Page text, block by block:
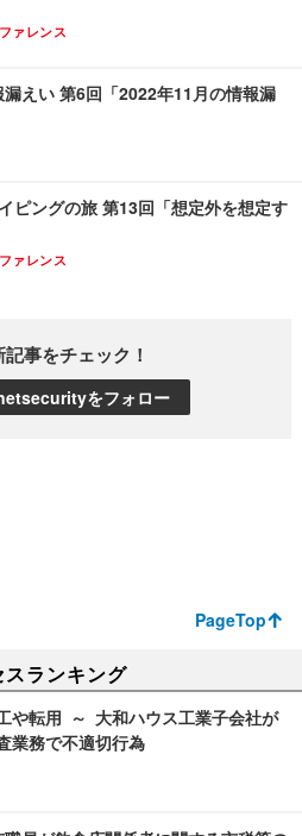
ァレンス
えい 第6回「2022年11月の情報漏
ピングの旅 第13回「想定外を想定す
ァレンス
事をチェック！
をフォロー
PageTop
スランキング
や転用 ～ 大和ハウス工業子会社が
業務で不適切行為